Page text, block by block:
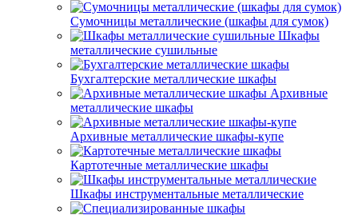
Сумочницы металлические (шкафы для сумок)
Шкафы
металлические сушильные
Бухгалтерские металлические шкафы
Архивные
металлические шкафы
Архивные металлические шкафы-купе
Картотечные металлические шкафы
Шкафы инструментальные металлические